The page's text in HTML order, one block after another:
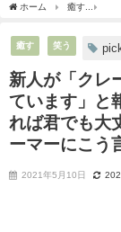
2021年3月13日
ホーム 癒す
癒す 笑う
新人が「クレ
ています」と
れば君でも大
ーマーにこう
2021年5月10日